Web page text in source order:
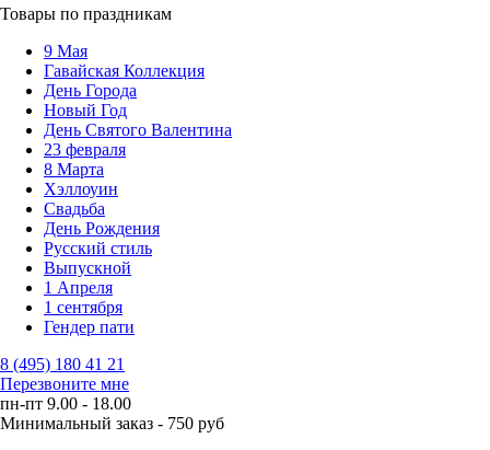
Товары по праздникам
9 Мая
Гавайская Коллекция
День Города
Новый Год
День Святого Валентина
23 февраля
8 Марта
Хэллоуин
Свадьба
День Рождения
Русский стиль
Выпускной
1 Апреля
1 сентября
Гендер пати
8 (495) 180 41 21
Перезвоните мне
пн-пт 9.00 - 18.00
Минимальный заказ - 750 руб